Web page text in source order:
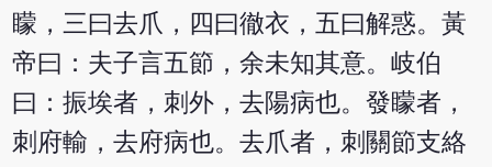
矇，三曰去爪，四曰徹衣，五曰解惑。黃
帝曰：夫子言五節，余未知其意。岐伯
曰：振埃者，刺外，去陽病也。發矇者，
刺府輸，去府病也。去爪者，刺關節支絡